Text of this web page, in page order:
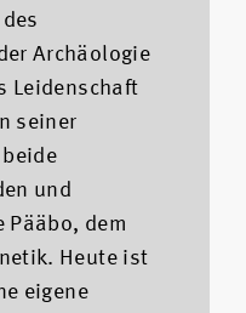
Archäologie
Leidenschaft
seiner
und
Pääbo, dem
Heute ist
eigene